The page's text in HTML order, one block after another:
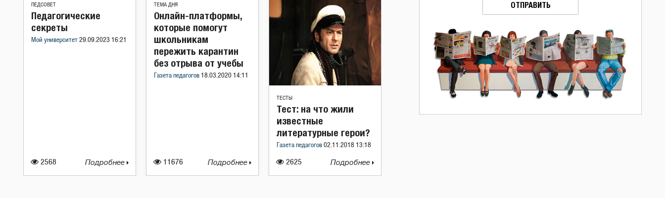
ПЕДСОВЕТ
2568
Педагогические
секреты
Мой университет 29.09.2023 16:21
Подробнее
ТЕМА ДНЯ
11676
Онлайн-платформы,
которые помогут
школьникам
пережить карантин
без отрыва от учебы
Газета педагогов 18.03.2020 14:11
Подробнее
ТЕСТЫ
2625
Тест: на что жили
известные
литературные герои?
Газета педагогов 02.11.2018 13:18
Подробнее
ОТПРАВИТЬ